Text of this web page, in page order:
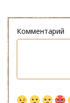
Комментарий